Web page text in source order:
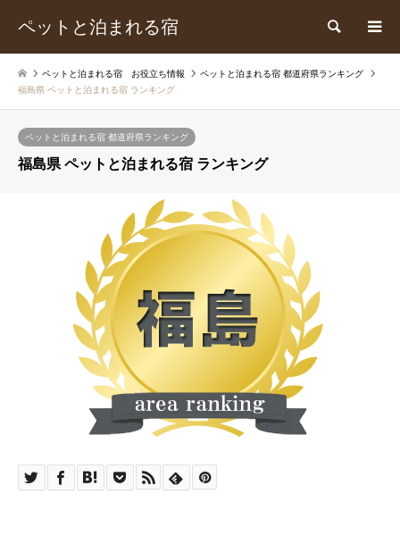
ペットと泊まれる宿 検索
ペットと泊まれる宿 お役立ち情報
ペットと泊まれる宿 都道府県ランキング
福島県 ペットと泊まれる宿 ランキング
ペットと泊まれる宿 都道府県ランキング
福島県 ペットと泊まれる宿 ランキング